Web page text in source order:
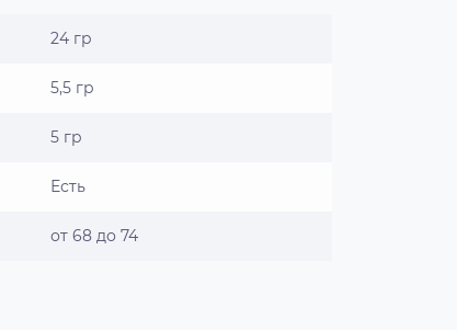
24 гр
5,5 гр
5 гр
Есть
от 68 до 74